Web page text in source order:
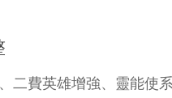
費英雄增強、靈能使